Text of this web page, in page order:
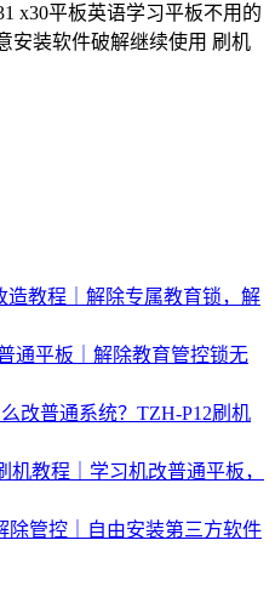
x30平板英语学习平板不用的
安装软件破解继续使用 刷机
造教程｜解除专属教育锁，解
通平板｜解除教育管控锁无
改普通系统？TZH-P12刷机
机教程｜学习机改普通平板，
除管控｜自由安装第三方软件